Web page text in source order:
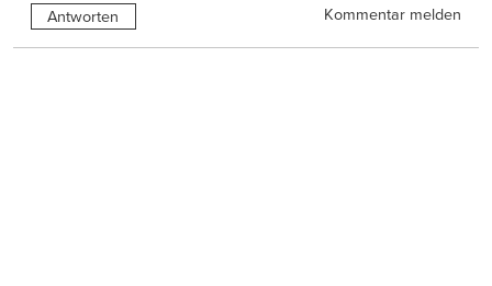
Antworten Kommentar melden